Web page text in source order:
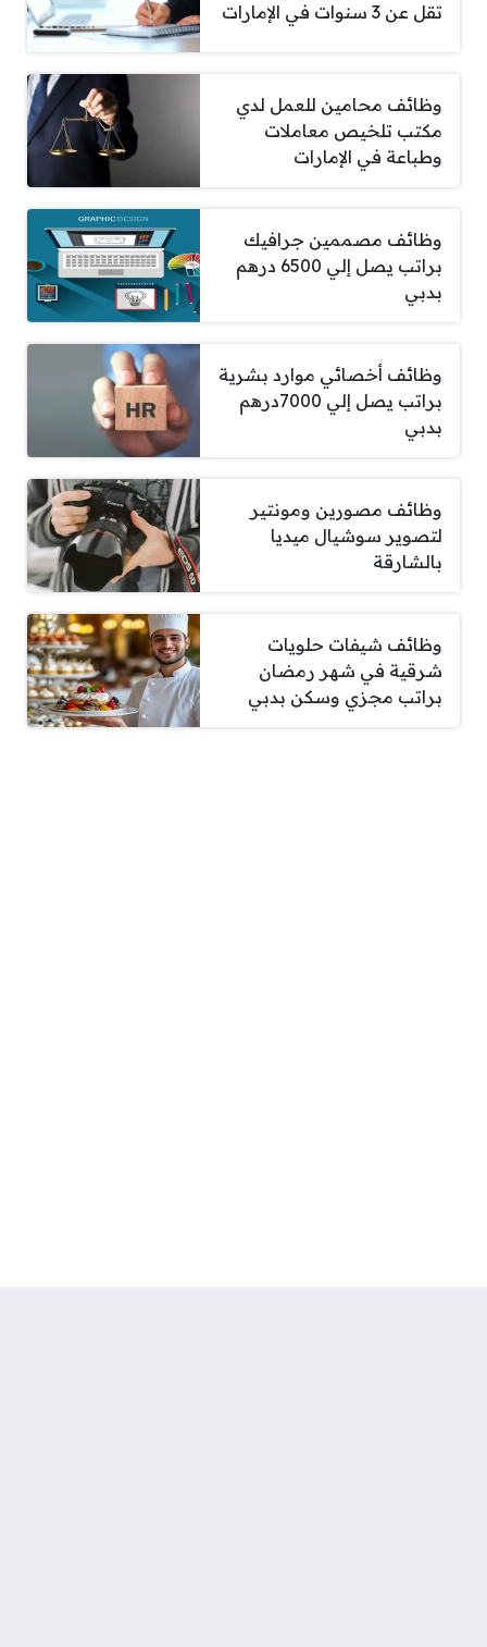
تقل عن 3 سنوات في الإمارات
وظائف محامين للعمل لدي
مكتب تلخيص معاملات
وطباعة في الإمارات
وظائف مصممين جرافيك
براتب يصل إلي 6500 درهم
بدبي
وظائف أخصائي موارد بشرية
براتب يصل إلي 7000درهم
بدبي
وظائف مصورين ومونتير
لتصوير سوشيال ميديا
بالشارقة
وظائف شيفات حلويات
شرقية في شهر رمضان
براتب مجزي وسكن بدبي